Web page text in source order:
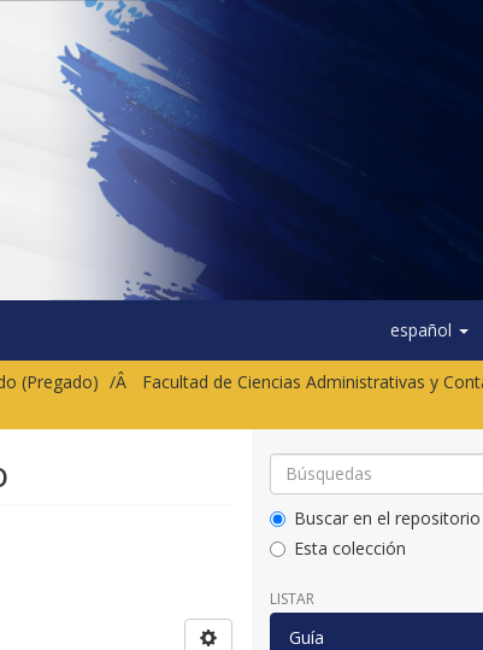
español
(Pregado)
Facultad de Ciencias Administrativas y
Buscar en el repositorio
Esta colección
LISTAR
Guía